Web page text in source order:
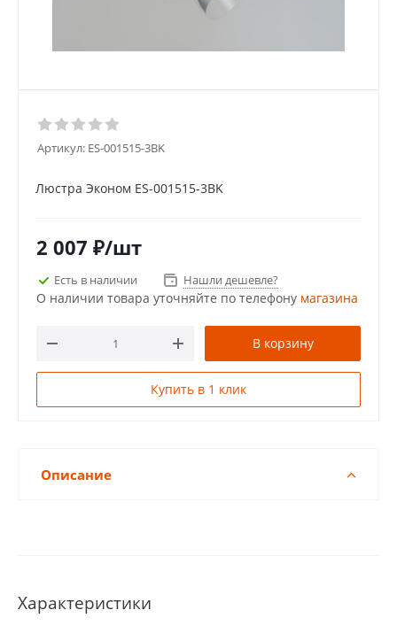
Артикул: ES-001515-3BK
Люстра Эконом ES-001515-3BK
2 007 ₽/шт
Есть в наличии Нашли дешевле?
О наличии товара уточняйте по телефону магазина
В корзину
Купить в 1 клик
Описание
Характеристики